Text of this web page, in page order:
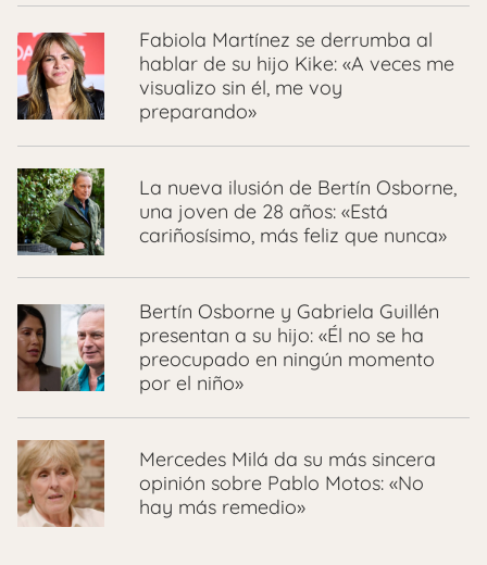
Fabiola Martínez se derrumba al
hablar de su hijo Kike: «A veces me
visualizo sin él, me voy
preparando»
La nueva ilusión de Bertín Osborne,
una joven de 28 años: «Está
cariñosísimo, más feliz que nunca»
Bertín Osborne y Gabriela Guillén
presentan a su hijo: «Él no se ha
preocupado en ningún momento
por el niño»
Mercedes Milá da su más sincera
opinión sobre Pablo Motos: «No
hay más remedio»